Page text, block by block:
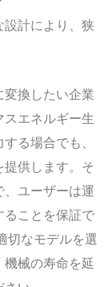
設計により、狭
変換したい企業
エネルギー生
る場合でも、
提供します。そ
ユーザーは運
ることを保証で
切なモデルを選
械の寿命を延
French
German
Russian
Turkish
Portuguese
Indonesian